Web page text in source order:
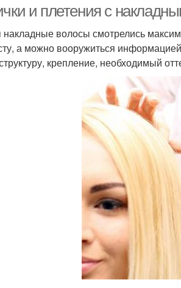
и плетения с
волосы смотрелись
а можно вооружиться
крепление, необходимый